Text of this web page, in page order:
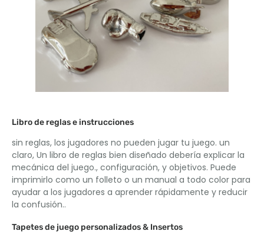
Libro de reglas e instrucciones
sin reglas, los jugadores no pueden jugar tu juego. un
claro, Un libro de reglas bien diseñado debería explicar la
mecánica del juego., configuración, y objetivos. Puede
imprimirlo como un folleto o un manual a todo color para
ayudar a los jugadores a aprender rápidamente y reducir
la confusión..
Tapetes de juego personalizados & Insertos